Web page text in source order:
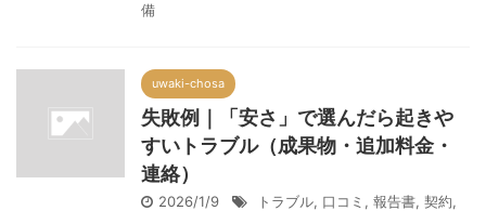
備
uwaki-chosa
失敗例｜「安さ」で選んだら起きや
すいトラブル（成果物・追加料金・
連絡）
2026/1/9 トラブル, 口コミ , 報告書, 契約,